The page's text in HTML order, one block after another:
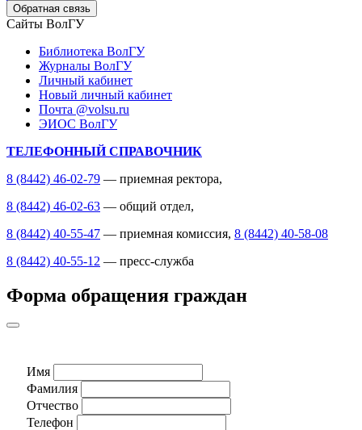
Обратная связь
Сайты ВолГУ
Библиотека ВолГУ
Журналы ВолГУ
Личный кабинет
Новый личный кабинет
Почта @volsu.ru
ЭИОС ВолГУ
ТЕЛЕФОННЫЙ СПРАВОЧНИК
8 (8442) 46-02-79 — приемная ректора,
8 (8442) 46-02-63 — общий отдел,
8 (8442) 40-55-47 — приемная комиссия, 8 (8442) 40-58-08
8 (8442) 40-55-12 — пресс-служба
Форма обращения граждан
Имя
Фамилия
Отчество
Телефон